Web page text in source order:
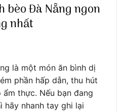
bèo Đà Nẵng ngon
nhất
là một món ăn bình dị
phần hấp dẫn, thu hút
thực. Nếu bạn đang
nhanh tay ghi lại